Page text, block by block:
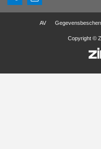
AV
Copyright ©